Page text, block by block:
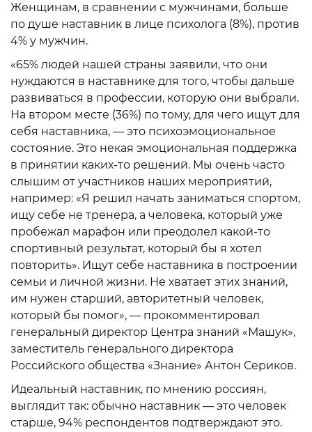
Женщинам, в сравнении с мужчинами, больше
по душе наставник в лице психолога (8%), против
4% у мужчин.
«65% людей нашей страны заявили, что они
нуждаются в наставнике для того, чтобы дальше
развиваться в профессии, которую они выбрали.
На втором месте (36%) по тому, для чего ищут для
себя наставника, — это психоэмоциональное
состояние. Это некая эмоциональная поддержка
в принятии каких-то решений. Мы очень часто
слышим от участников наших мероприятий,
например: «Я решил начать заниматься спортом,
ищу себе не тренера, а человека, который уже
пробежал марафон или преодолел какой-то
спортивный результат, который бы я хотел
повторить». Ищут себе наставника в построении
семьи и личной жизни. Не хватает этих знаний,
им нужен старший, авторитетный человек,
который бы помог», — прокомментировал
генеральный директор Центра знаний «Машук»,
заместитель генерального директора
Российского общества «Знание» Антон Сериков.
Идеальный наставник, по мнению россиян,
выглядит так: обычно наставник — это человек
старше, 94% респондентов подтверждают это.